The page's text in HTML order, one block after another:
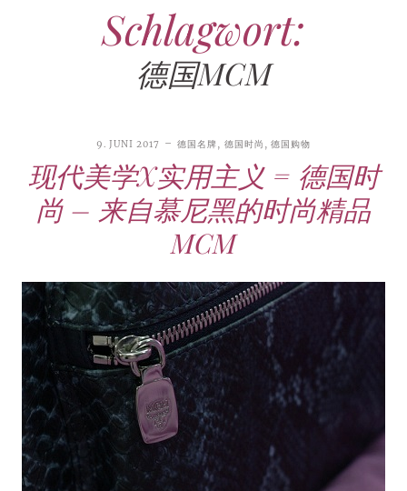
Schlagwort:
德国MCM
9. JUNI 2017 德国名牌, 德国时尚 , 德国购物
现代美学X实用主义 = 德国时
尚 – 来自慕尼黑的时尚精品
MCM